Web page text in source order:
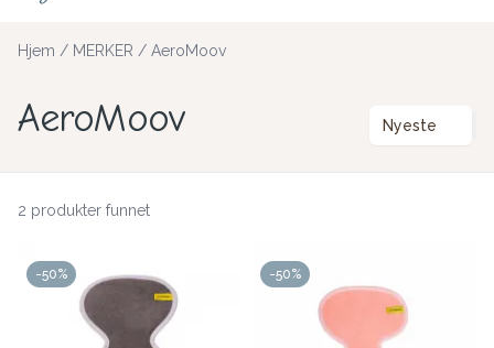
Hjem / MERKER / AeroMoov
AeroMoov Nyeste
2 produkter funnet
-50% -50%